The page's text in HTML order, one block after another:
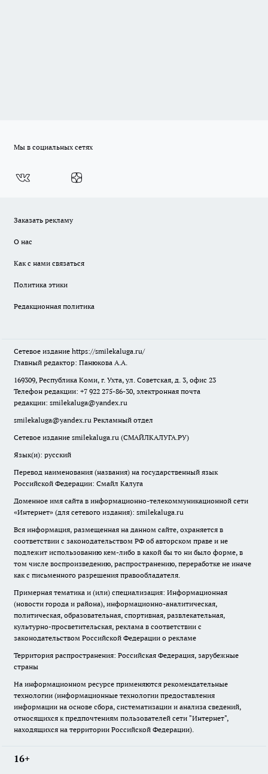
Мы в социальных сетях
Заказать рекламу
О нас
Как с нами связаться
Политика этики
Редакционная политика
Сетевое издание https://smilekaluga.ru/
Главный редактор: Панюкова А.А.
169309, Республика Коми, г. Ухта, ул. Советская, д. 3, офис 23
Телефон редакции: +7 922 275-86-30, электронная почта
редакции: smilekaluga@yandex.ru
smilekaluga@yandex.ru Рекламный отдел
Сетевое издание smilekaluga.ru (СМАЙЛКАЛУГА.РУ)
Язык(и): русский
Перевод наименования (названия) на государственный язык
Российской Федерации: Смайл Калуга
Доменное имя сайта в информационно-телекоммуникационной сети
«Интернет» (для сетевого издания): smilekaluga.ru
Вся информация, размещенная на данном сайте, охраняется в
соответствии с законодательством РФ об авторском праве и не
подлежит использованию кем-либо в какой бы то ни было форме, в
том числе воспроизведению, распространению, переработке не иначе
как с письменного разрешения правообладателя.
Примерная тематика и (или) специализация: Информационная
(новости города и района), информационно-аналитическая,
политическая, образовательная, спортивная, развлекательная,
культурно-просветительская, реклама в соответствии с
законодательством Российской Федерации о рекламе
Территория распространения: Российская Федерация, зарубежные
страны
На информационном ресурсе применяются рекомендательные
технологии (информационные технологии предоставления
информации на основе сбора, систематизации и анализа сведений,
относящихся к предпочтениям пользователей сети "Интернет",
находящихся на территории Российской Федерации).
16+